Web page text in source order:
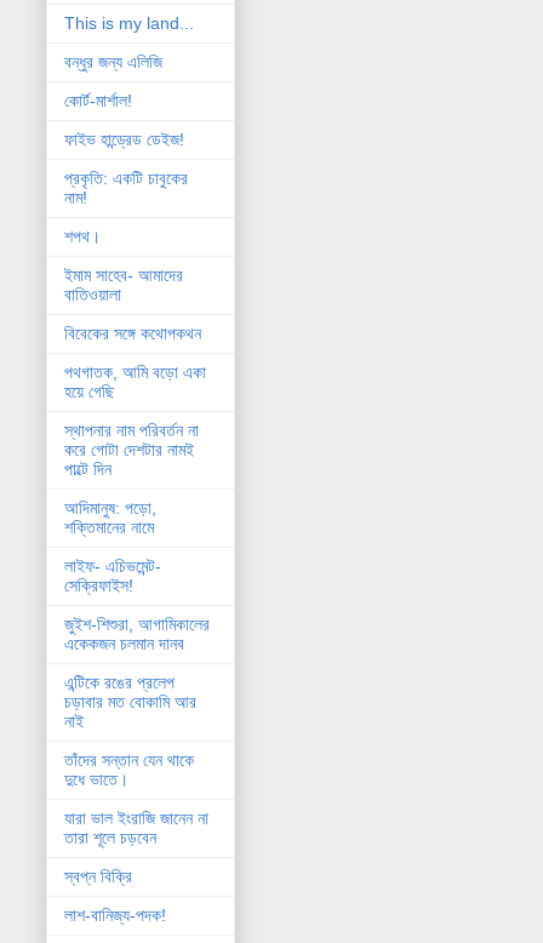
This is my land...
বন্ধুর জন্য এলিজি
কোর্ট-মার্শাল!
ফাইভ হান্ড্রেড ডেইজ!
প্রকৃতি: একটি চাবুকের
নাম!
শপথ।
ইমাম সাহেব- আমাদের
বাতিওয়ালা
বিবেকের সঙ্গে কথোপকথন
পথগাতক, আমি বড়ো একা
হয়ে গেছি
স্থাপনার নাম পরিবর্তন না
করে গোটা দেশটার নামই
পাল্টে দিন
আদিমানুষ: পড়ো,
শক্তিমানের নামে
লাইফ- এচিভমেন্ট-
সেক্রিফাইস!
জুইশ-শিশুরা, আগামিকালের
একেকজন চলমান দানব
এন্টিকে রঙের প্রলেপ
চড়াবার মত বোকামি আর
নাই
তাঁদের সন্তান যেন থাকে
দুধে ভাতে।
যারা ভাল ইংরাজি জানেন না
তারা শূলে চড়বেন
স্বপ্ন বিক্রি
লাশ-বানিজ্য-পদক!